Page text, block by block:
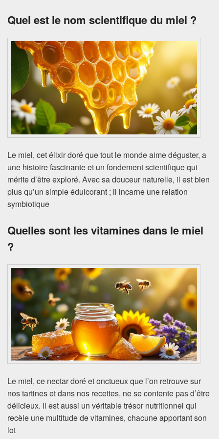
Quel est le nom scientifique du miel ?
Le miel, cet élixir doré que tout le monde aime déguster, a
une histoire fascinante et un fondement scientifique qui
mérite d’être exploré. Avec sa douceur naturelle, il est bien
plus qu’un simple édulcorant ; il incarne une relation
symbiotique
Quelles sont les vitamines dans le miel
?
Le miel, ce nectar doré et onctueux que l’on retrouve sur
nos tartines et dans nos recettes, ne se contente pas d’être
délicieux. Il est aussi un véritable trésor nutritionnel qui
recèle une multitude de vitamines, chacune apportant son
lot